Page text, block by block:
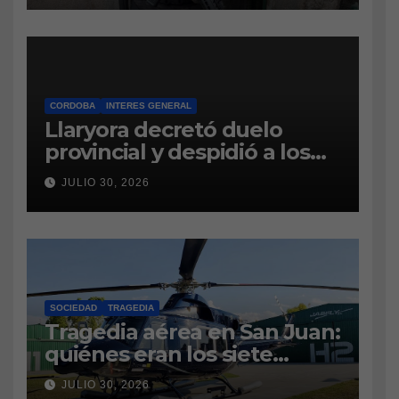
CAUSA DE DROGAS EN LA
CÁRCEL DE BOUWER
CORDOBA INTERES GENERAL
Llaryora decretó duelo
provincial y despidió a los
bomberos cordobeses
fallecidos en la tragedia
aérea de San Juan
JULIO 30, 2026
SOCIEDAD TRAGEDIA
Tragedia aérea en San Juan:
quiénes eran los siete
tripulantes fallecidos y qué
JULIO 30, 2026